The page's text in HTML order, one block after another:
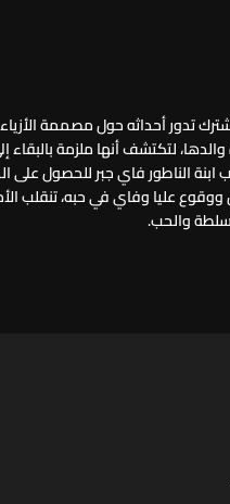
تدور أحداثه حول مصممة الأزياء
لتكتشف أنها ملزمة بالبقاء
الناطور فاي جبر للحصول على
عليا وفاي في حبه، تنقلب
والحب.